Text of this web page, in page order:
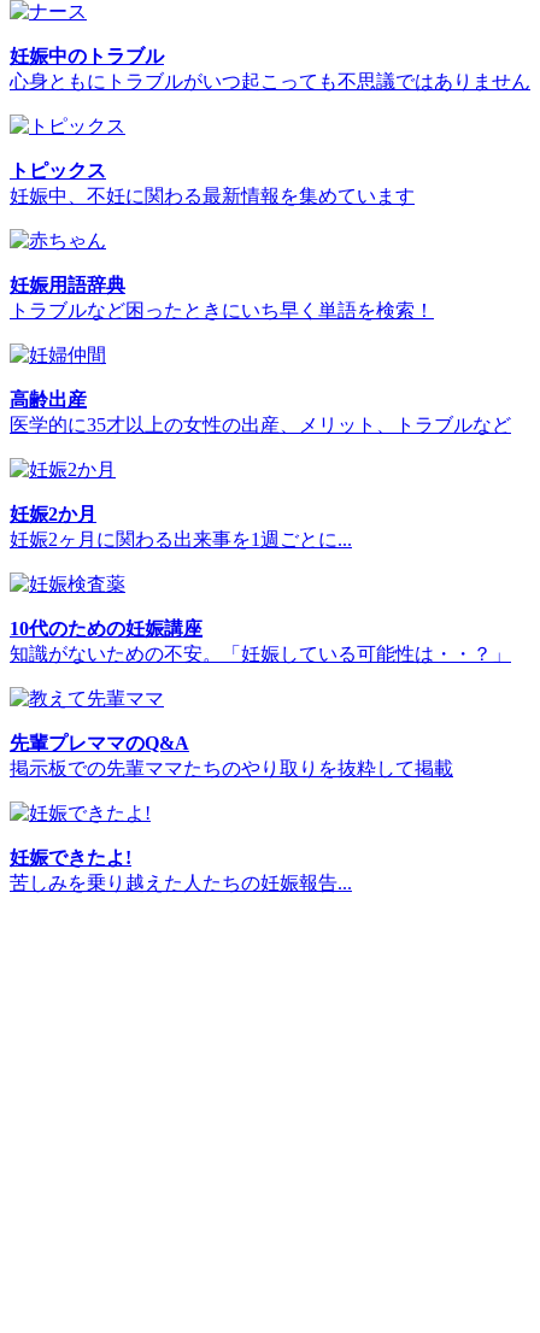
妊娠中のトラブル
心身ともにトラブルがいつ起こっても不思議ではありません
トピックス
妊娠中、不妊に関わる最新情報を集めています
妊娠用語辞典
トラブルなど困ったときにいち早く単語を検索！
高齢出産
医学的に35才以上の女性の出産、メリット、トラブルなど
妊娠2か月
妊娠2ヶ月に関わる出来事を1週ごとに...
10代のための妊娠講座
知識がないための不安。「妊娠している可能性は・・？」
先輩プレママのQ&A
掲示板での先輩ママたちのやり取りを抜粋して掲載
妊娠できたよ!
苦しみを乗り越えた人たちの妊娠報告...